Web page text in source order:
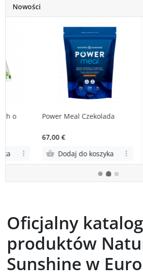
Nowości
Power Meal Czekolada
Dodaj do koszyka
Power
Oficjalny katalog
produktów
Sunshine w